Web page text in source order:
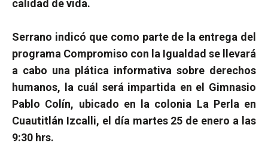
calidad de vida.
Serrano indicó que como parte de la entrega del
programa Compromiso con la Igualdad se llevará
a cabo una plática informativa sobre derechos
humanos, la cuál será impartida en el Gimnasio
Pablo Colín, ubicado en la colonia La Perla en
Cuautitlán Izcalli, el día martes 25 de enero a las
9:30 hrs.